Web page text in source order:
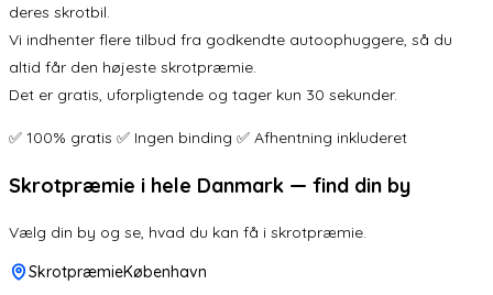
deres skrotbil.
Vi indhenter flere tilbud fra godkendte autoophuggere, så du
altid får den højeste skrotpræmie.
Det er gratis, uforpligtende og tager kun 30 sekunder.
✅ 100% gratis ✅ Ingen binding ✅ Afhentning inkluderet
Skrotpræmie i hele Danmark — find din by
Vælg din by og se, hvad du kan få i skrotpræmie.
SkrotpræmieKøbenhavn